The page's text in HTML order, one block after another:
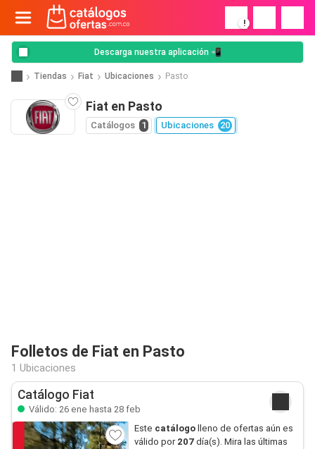
!
Descarga nuestra aplicación 📲
Tiendas Fiat Ubicaciones Pasto
Fiat en Pasto
Catálogos 1 Ubicaciones 20
Folletos de Fiat en Pasto
1 Ubicaciones
Catálogo Fiat
Válido: 26 ene hasta 28 feb
Este catálogolleno de ofertas aún es
válido por 207día(s). Mira las últimas